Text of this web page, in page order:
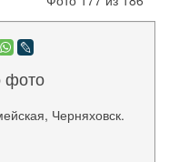
фото
Черняховск.